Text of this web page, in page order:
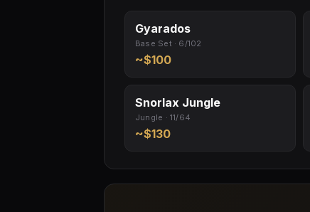
Gyarados
Base Set · 6/102
~$100
Snorlax Jungle
Jungle · 11/64
~$130